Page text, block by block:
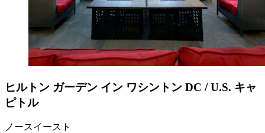
ヒルトン ガーデン イン ワシントン DC / U.S. キャ
ピトル
ノースイースト